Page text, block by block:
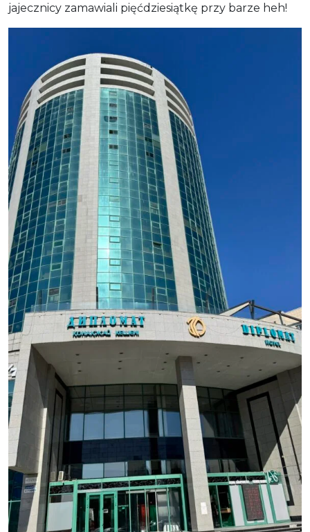
jajecznicy zamawiali pięćdziesiątkę przy barze heh!